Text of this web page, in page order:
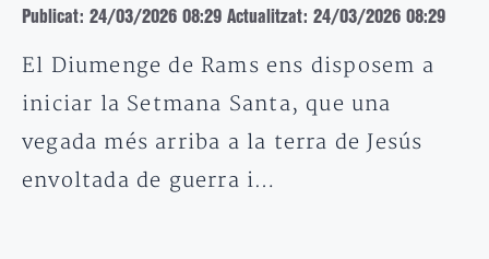
Publicat: 24/03/2026 08:29 Actualitzat: 24/03/2026 08:29
El Diumenge de Rams ens disposem a
iniciar la Setmana Santa, que una
vegada més arriba a la terra de Jesús
envoltada de guerra i…